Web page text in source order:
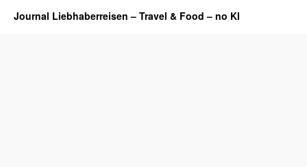
Journal Liebhaberreisen – Travel & Food – no KI